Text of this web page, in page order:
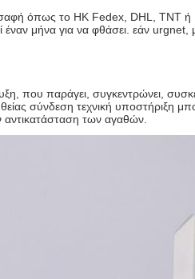
σαφή όπως το HK Fedex, DHL, TNT
μήνα για να φθάσει. εάν urgnet,
που παράγει, συγκεντρώνει,
σύνδεση τεχνική υποστήριξη
των αγαθών.